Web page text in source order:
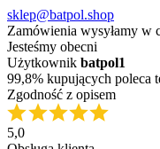
sklep@batpol.shop
Zamówienia wysyłamy w
Jesteśmy obecni
Użytkownik batpol1
99,8% kupujących poleca
Zgodność z opisem
5,0